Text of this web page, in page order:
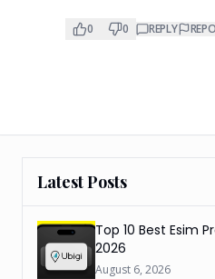
0 0 REPLY
Latest Posts
Top 10 Best Esim
2026
August 6, 2026